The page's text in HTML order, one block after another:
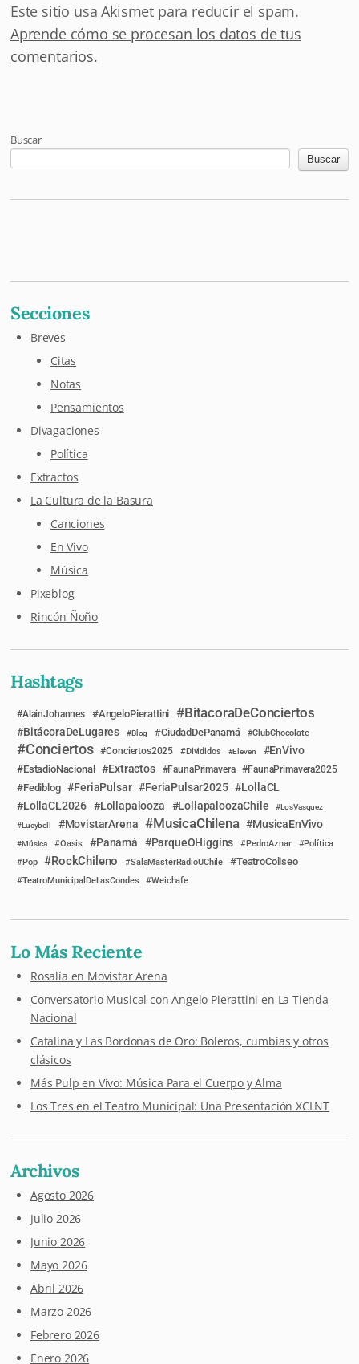
Este sitio usa Akismet para reducir el spam.
Aprende cómo se procesan los datos de tus
comentarios.
Buscar
Buscar
Secciones
Breves
Citas
Notas
Pensamientos
Divagaciones
Política
Extractos
La Cultura de la Basura
Canciones
En Vivo
Música
Pixeblog
Rincón Ñoño
Hashtags
AlainJohannes AngeloPierattini BitacoraDeConciertos
BitácoraDeLugares Blog CiudadDePanamá ClubChocolate
Conciertos Conciertos2025 Divididos Eleven EnVivo
EstadioNacional Extractos FaunaPrimavera FaunaPrimavera2025
Fediblog FeriaPulsar FeriaPulsar2025
LollaCL
LollaCL2026
Lollapalooza LollapaloozaChile
LosVasquez
Lucybell
MovistarArena MusicaChilena MusicaEnVivo
Música Oasis Panamá ParqueOHiggins PedroAznar
Política
Pop
RockChileno SalaMasterRadioUChile TeatroColiseo
TeatroMunicipalDeLasCondes Weichafe
Lo Más Reciente
Rosalía en Movistar Arena
Conversatorio Musical con Angelo Pierattini en La Tienda
Nacional
Catalina y Las Bordonas de Oro: Boleros, cumbias y otros
clásicos
Más Pulp en Vivo: Música Para el Cuerpo y Alma
Los Tres en el Teatro Municipal: Una Presentación XCLNT
Archivos
Agosto 2026
Julio 2026
Junio 2026
Mayo 2026
Abril 2026
Marzo 2026
Febrero 2026
Enero 2026